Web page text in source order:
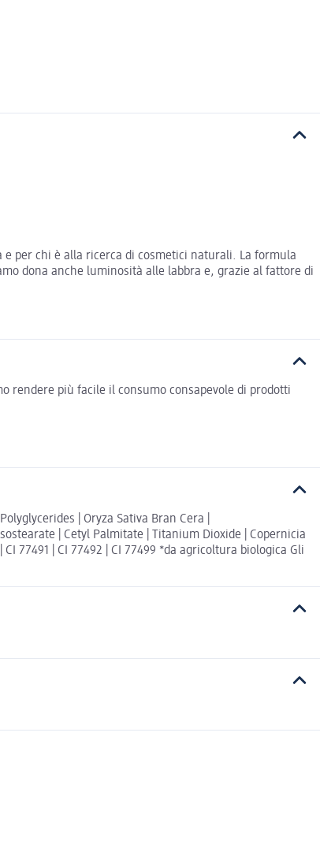
e per chi è alla ricerca di cosmetici naturali. La formula
dona anche luminosità alle labbra e, grazie al fattore di
rendere più facile il consumo consapevole di prodotti
| Oryza Sativa Bran Cera |
| Cetyl Palmitate | Titanium Dioxide | Copernicia
77491 | CI 77492 | CI 77499 *da agricoltura biologica Gli